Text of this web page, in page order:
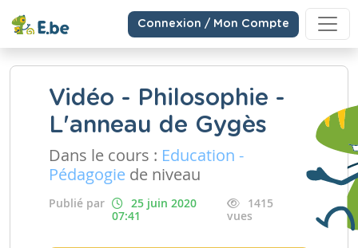
Connexion / Mon Compte
Vidéo - Philosophie -
L'anneau de Gygès
Dans le cours : Education -
Pédagogie de niveau
Publié par
25 juin 2020
07:41
1415
vues